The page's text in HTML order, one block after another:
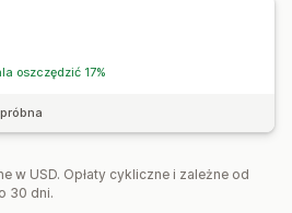
mobilnych
oszczędzić 17%
w USD. Opłaty cykliczne i zależne od
30 dni.